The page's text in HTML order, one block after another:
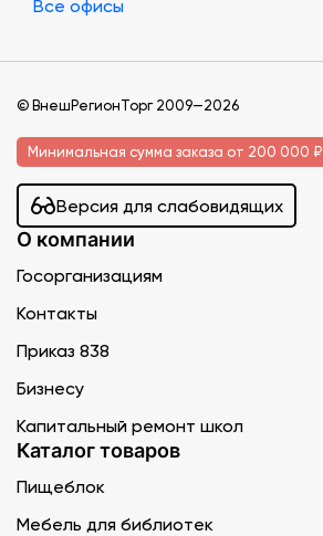
Все офисы
© ВнешРегионТорг 2009—2026
Минимальная сумма заказа от 200 000 ₽
Версия для слабовидящих
О компании
Госорганизациям
Контакты
Приказ 838
Бизнесу
Капитальный ремонт школ
Каталог товаров
Пищеблок
Мебель для библиотек